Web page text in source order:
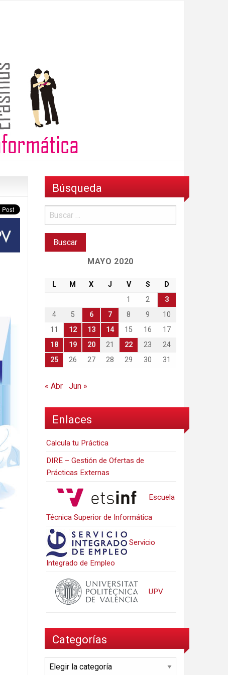
Búsqueda
MAYO 2020
L M X J V S
D
1
2
3
4
5 6 7 8 9
10
11
12 13 14 15 16
17
18
19 20 21 22 23
24
25
26 27 28 29 30 31
« Abr Jun »
Enlaces
Calcula tu Práctica
DIRE – Gestión de Ofertas de
Prácticas Externas
Escuela
Técnica Superior de Informática
Servicio
Integrado de Empleo
UPV
Categorías
Categorías